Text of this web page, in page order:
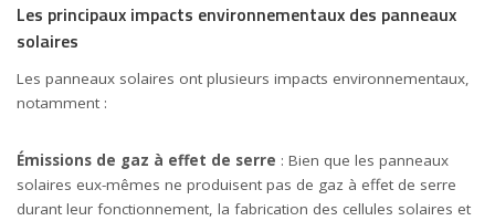
Les principaux impacts environnementaux des panneaux
solaires
Les panneaux solaires ont plusieurs impacts environnementaux,
notamment :
Émissions de gaz à effet de serre : Bien que les panneaux
solaires eux-mêmes ne produisent pas de gaz à effet de serre
durant leur fonctionnement, la fabrication des cellules solaires et